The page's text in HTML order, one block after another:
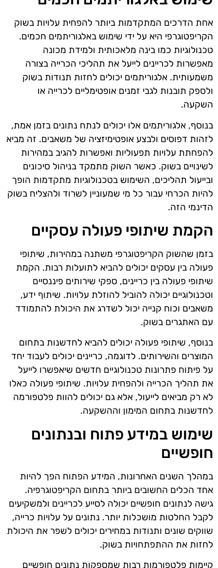
אחת הדרכים המתקדמות ביותר להפחית עלויות בשוק
הקריפטוגרפי היא על ידי שימוש באלגוריתמים חכמים.
טכנולוגיות כמו בינה מלאכותית ולמידת מכונה
מאפשרות לכריינים לייעל את תהליכי הכרייה בצורה
משמעותית. אלגוריתמים יכולים לחזות תנודות בשוק
ולספק תובנות לגבי זמנים אופטימליים לכרייה או
השקעה.
בנוסף, אלגוריתמים אלו יכולים לנתח נתונים בזמן אמת,
לזהות דפוסים ולבצע אופטימיזציה של משאבים. זה מביא
להפחתת עלויות תפעוליות ואפשרות להגיב במהירות
לשינויים בשוק. כאשר השוק מתמקד בניהול סיכונים
ובייעול תהליכים, השימוש בטכנולוגיות מתקדמות הופך
להיות הכרחי עבור כל מי שמעוניין לשרוד ולהצליח בשוק
הדינמי הזה.
הקמת שיתופי פעולה עסקיים
בזמן שהשוק הקריפטוגרפי משתנה במהירות, שיתופי
פעולה בין עסקים יכולים להביא לתועלות רבות. הקמת
שיתופי פעולה בין כריינים, ספקי שירותים פיננסיים
וטכנולוגיים יכולה להוביל להוזלת עלויות. שיתוף ידע,
משאבים וכוח קנייה יכול לשדרג את היכולת להתמודד
עם האתגרים בשוק.
בנוסף, שיתופי פעולה יכולים להביא לחדשנות בתחום
המוצרים והשירותים. לדוגמה, כריינים יכולים לעבוד יחד
על פיתוח פתרונות טכנולוגיים חדשים שיאפשרו לייעל
את תהליך הכרייה ולהפחית עלויות. שיתופי פעולה כאלו
לא רק מביאים לייעול, אלא גם יכולים להוות פלטפורמה
לחדשנות בתחום המימון וההשקעה.
שימוש במידע פתוח ובנתונים
חופשיים
במהלך השנים האחרונות, המידע הפתוח הפך להיות
אחד הכלים החשובים ביותר בתחום הקריפטוגרפיה.
גישה לנתונים חופשיים יכולה לסייע לכריינים ולמשקיעים
לקבל החלטות מושכלות יותר. נתונים על עלויות כרייה,
שווקים שונים ותנודות במחירים יכולים לשפר את היכולת
לחזות את ההתפתחויות בשוק.
קיימות פלטפורמות רבות שמספקות נתונים חופשיים